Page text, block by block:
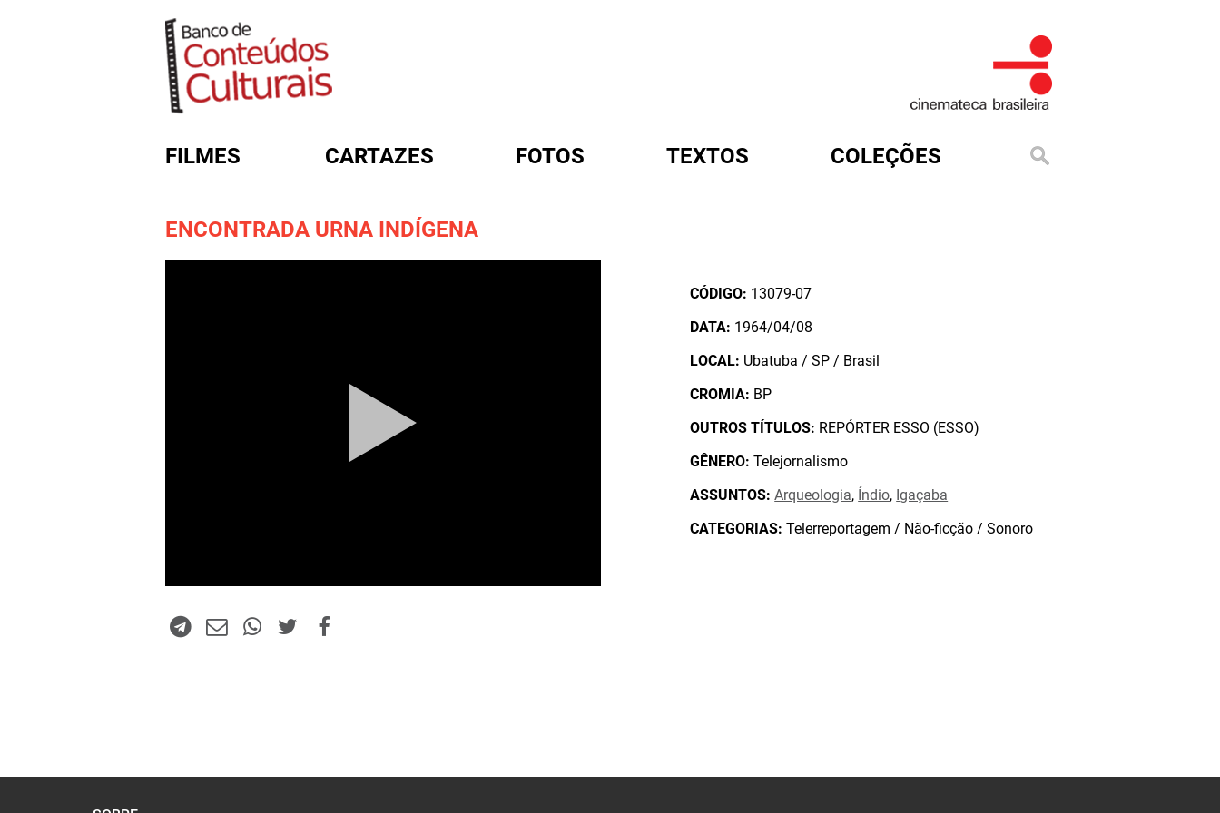
FILMES CARTAZES FOTOS TEXTOS COLEÇÕES
ENCONTRADA URNA INDÍGENA
CÓDIGO: 13079-07
DATA: 1964/04/08
LOCAL: Ubatuba / SP / Brasil
CROMIA: BP
OUTROS TÍTULOS: REPÓRTER ESSO (ESSO)
GÊNERO: Telejornalismo
ASSUNTOS: Arqueologia, Índio, Igaçaba
CATEGORIAS: Telerreportagem / Não-ficção / Sonoro